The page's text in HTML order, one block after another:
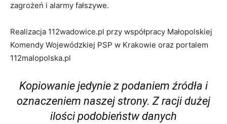
zagrożeń i alarmy fałszywe.
Realizacja 112wadowice.pl przy współpracy Małopolskiej
Komendy Wojewódzkiej PSP w Krakowie oraz portalem
112malopolska.pl
Kopiowanie jedynie z podaniem źródła i
oznaczeniem naszej strony. Z racji dużej
ilości podobieństw danych